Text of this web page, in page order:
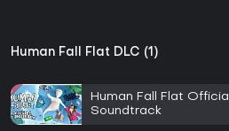
Human Fall Flat DLC (1)
Human Fall Flat Official
Soundtrack